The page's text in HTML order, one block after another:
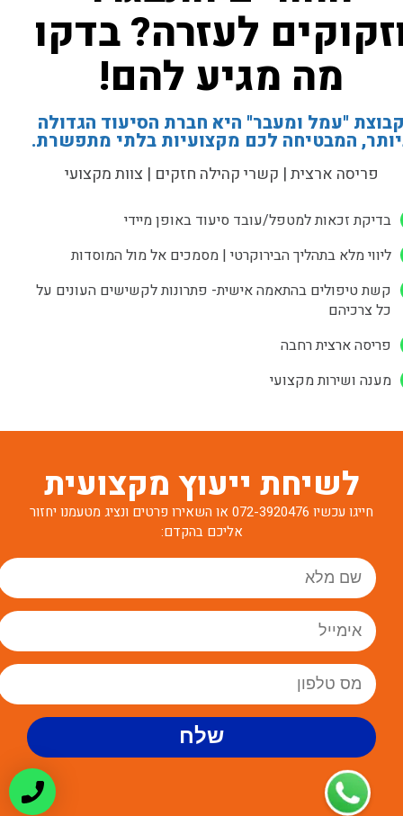
לעזרה? בדקו
מה מגיע להם!
"עמל ומעבר" היא חברת הסיעוד הגדולה
המבטיחה לכם מקצועיות בלתי מתפשרת.
פריסה ארצית | קשרי קהילה חזקים | צוות מקצועי
בדיקת זכאות למטפל/עובד סיעוד באופן מיידי
ליווי מלא בתהליך הבירוקרטי | מסמכים אל מול המוסדות
קשת טיפולים בהתאמה אישית- פתרונות לקשישים העונים על
כל צרכיהם
פריסה ארצית רחבה
מענה ושירות מקצועי
לשיחת ייעוץ מקצועית
חייגו עכשיו 072-3920476 או השאירו פרטים ונציג מטעמנו יחזור
אליכם בהקדם: